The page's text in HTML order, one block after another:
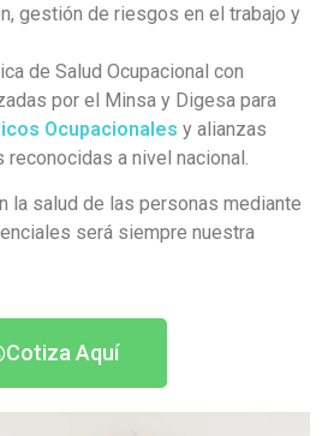
gestión de riesgos en el trabajo y
de Salud Ocupacional con
por el Minsa y Digesa para
Ocupacionales y alianzas
a nivel nacional.
la salud de las personas mediante
será siempre nuestra
Cotiza Aquí